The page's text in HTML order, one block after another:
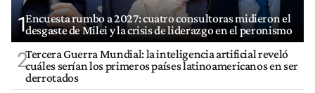
1Encuesta rumbo a 2027: cuatro consultoras midieron el
desgaste de Milei y la crisis de liderazgo en el peronismo
2Tercera Guerra Mundial: la inteligencia artificial reveló
cuáles serían los primeros países latinoamericanos en ser
derrotados